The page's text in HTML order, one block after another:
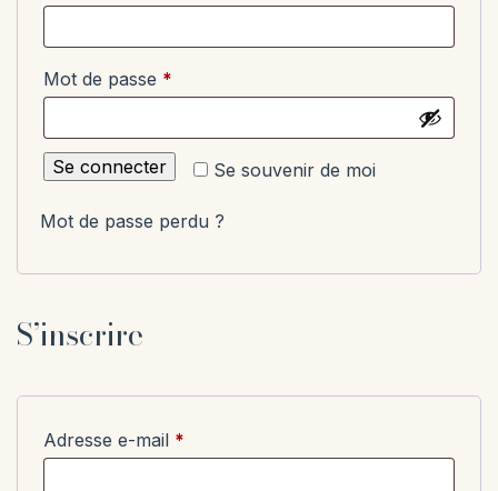
Mot de passe *
Se souvenir de moi
Se connecter
Mot de passe perdu ?
S’inscrire
Adresse e-mail *